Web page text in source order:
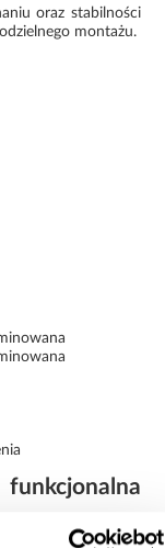
oraz stabilności
montażu.